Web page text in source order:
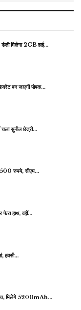
मिलेगा 2GB हाई…
बन जाएगी पोषक…
चला सुनील छेत्री…
1500 रुपये, सीएम…
फेरा हाथ, वहीं…
हवसी…
मिलेंगे 5200mAh…